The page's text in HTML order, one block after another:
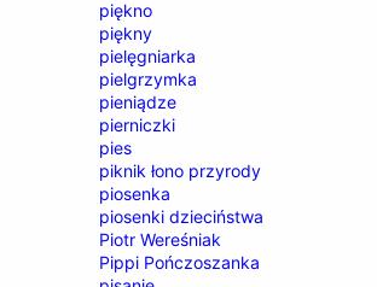
piękno
piękny
pielęgniarka
pielgrzymka
pieniądze
pierniczki
pies
piknik łono przyrody
piosenka
piosenki dzieciństwa
Piotr Wereśniak
Pippi Pończoszanka